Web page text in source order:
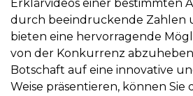
Erklärvideos einer bestimmten
durch beeindruckende Zahlen
bieten eine hervorragende
von der Konkurrenz
Botschaft auf eine innovative
Weise präsentieren, können Sie